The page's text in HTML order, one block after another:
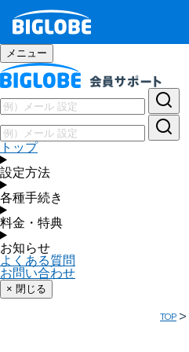
メニュー
トップ
設定方法
各種手続き
料金・特典
お知らせ
よくある質問
お問い合わせ
× 閉じる
TOP